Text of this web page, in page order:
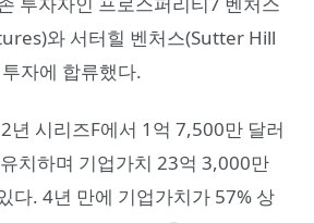
와 서터힐 벤처스(Sutter Hill
자에 합류했다.
년 시리즈F에서 1억 7,500만 달러
치하며 기업가치 23억 3,000만
다. 4년 만에 기업가치가 57% 상